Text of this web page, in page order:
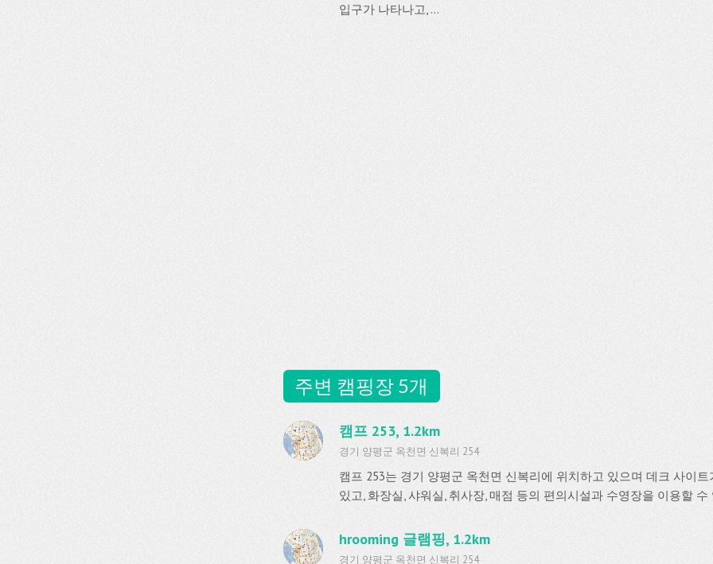
입구가 나타나고, ...
주변 캠핑장 5개
캠프 253, 1.2km
경기 양평군 옥천면 신복리 254
캠프 253는 경기 양평군 옥천면 신복리에 위치하고 있으며 데크 사이
있고, 화장실, 샤워실, 취사장, 매점 등의 편의시설과 수영장을 이용할 수
hrooming 글램핑, 1.2km
경기 양평군 옥천면 신복리 254